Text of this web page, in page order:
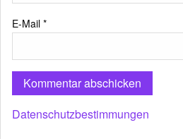
E-Mail *
Datenschutzbestimmungen